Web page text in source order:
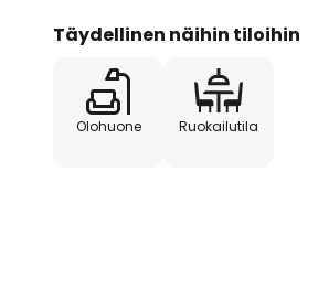
Täydellinen näihin tiloihin
Olohuone Ruokailutila